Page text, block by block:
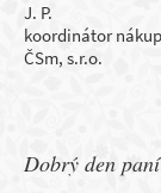
J. P.
koordinátor
ČSm, s.r.o.
Dobrý den